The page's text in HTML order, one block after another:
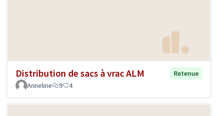
Distribution de sacs à vrac ALM
Retenue
Anneline
9 4